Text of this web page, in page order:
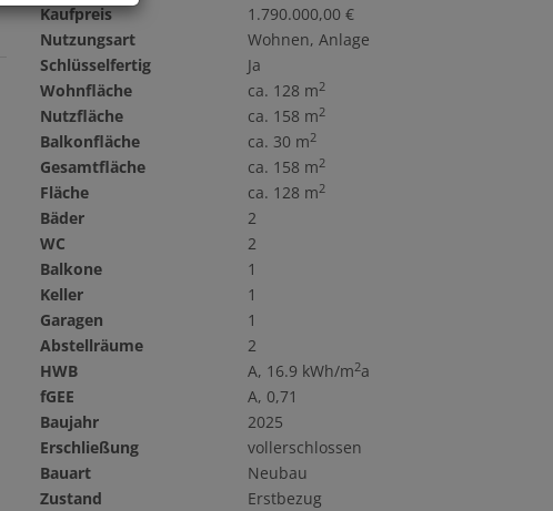
Kaufpreis
1.790.000,00 €
Nutzungsart
Wohnen Anlage
Schlüsselfertig
Ja
Wohnfläche
ca. 128 m2
Nutzfläche ca. 158 m2
Balkonfläche ca. 30 m2
Gesamtfläche ca. 158 m2
Fläche ca. 128 m2
Bäder
2
WC
2
Balkone
1
Keller
1
Garagen
1
Abstellräume
2
HWB
A, 16.9 kWh/m2a
fGEE
A, 0,71
Baujahr
2025
Erschließung
vollerschlossen
Bauart
Neubau
Zustand
Erstbezug